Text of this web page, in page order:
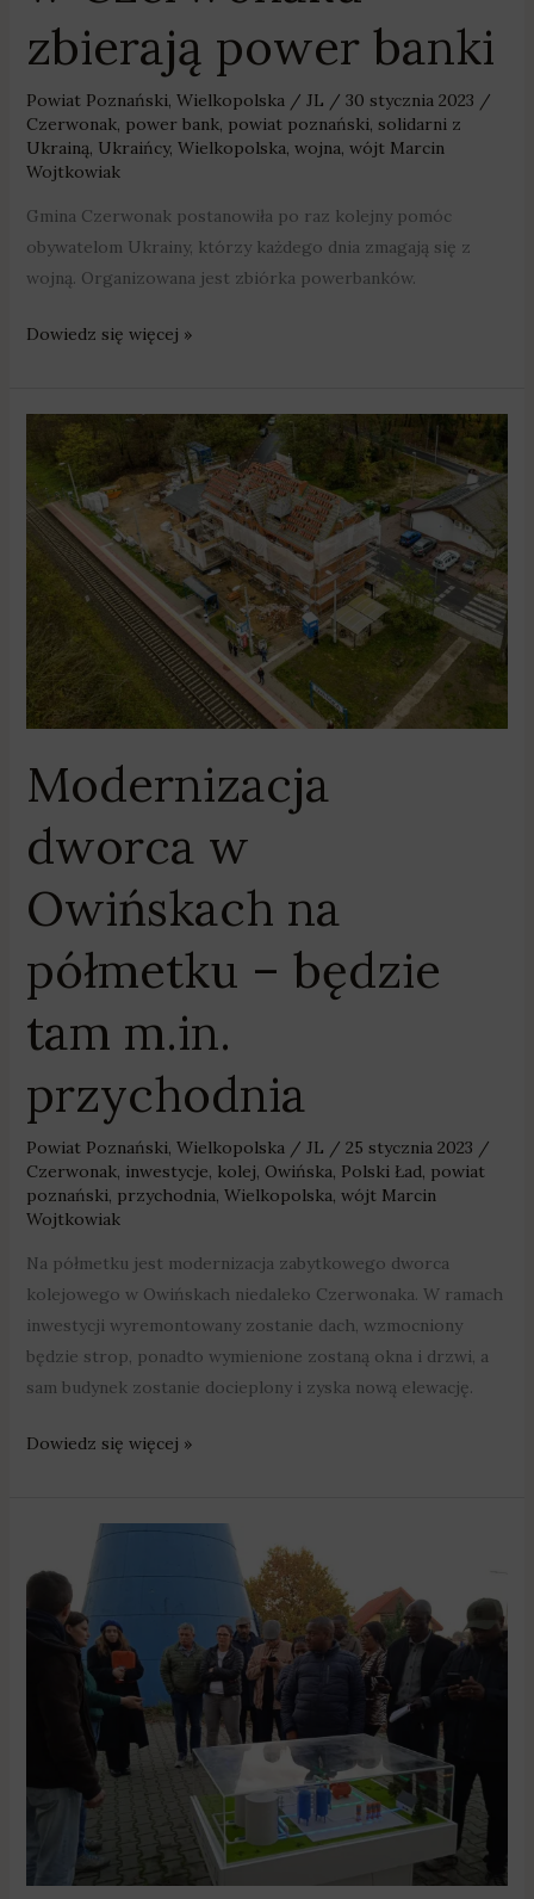
zbierają power banki
Powiat Poznański, Wielkopolska/ JL / 30 stycznia 2023 /
Czerwonak, power bank, powiat poznański, solidarni z
Ukrainą, Ukraińcy, Wielkopolska, wojna, wójt Marcin
Wojtkowiak
Gmina Czerwonak postanowiła po raz kolejny pomóc
obywatelom Ukrainy, którzy każdego dnia zmagają się z
wojną. Organizowana jest zbiórka powerbanków.
Dowiedz się więcej »
Modernizacja
dworca w
Owińskach na
półmetku – będzie
tam m.in.
przychodnia
Powiat Poznański, Wielkopolska/ JL / 25 stycznia 2023 /
Czerwonak, inwestycje, kolej, Owińska, Polski Ład, powiat
poznański, przychodnia, Wielkopolska, wójt Marcin
Wojtkowiak
Na półmetku jest modernizacja zabytkowego dworca
kolejowego w Owińskach niedaleko Czerwonaka. W ramach
inwestycji wyremontowany zostanie dach, wzmocniony
będzie strop, ponadto wymienione zostaną okna i drzwi, a
sam budynek zostanie docieplony i zyska nową elewację.
Modernizacja
dworca
w
Owińskach
półmetku
będzie
tam
m.in.
Dowiedz się więcej »
Samorządowcy
Namibii
Czerwonak